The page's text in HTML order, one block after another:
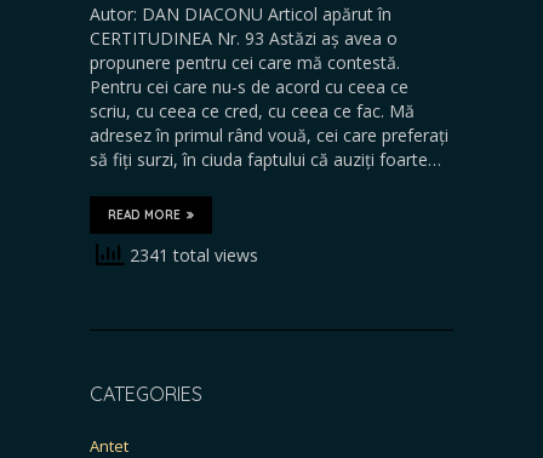
Autor: DAN DIACONU Articol apărut în
CERTITUDINEA Nr. 93 Astăzi aș avea o
propunere pentru cei care mă contestă.
Pentru cei care nu-s de acord cu ceea ce
scriu, cu ceea ce cred, cu ceea ce fac. Mă
adresez în primul rând vouă, cei care preferați
să fiți surzi, în ciuda faptului că auziți foarte…
READ MORE
2341 total views
CATEGORIES
Antet